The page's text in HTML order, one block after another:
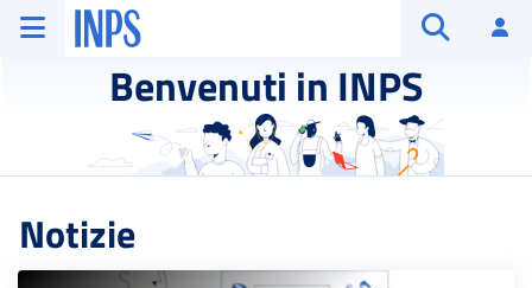
Vai al menu principale
Vai al contenuto principale
Vai al pie' di pagina
INPS ()
Benvenuti in INPS
Notizie